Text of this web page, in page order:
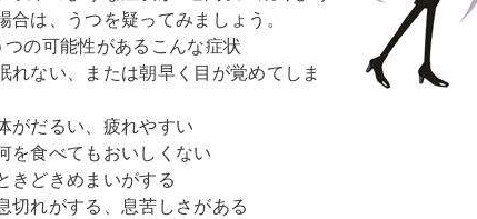
合は、うつを疑ってみましょう。
つの可能性があるこんな症状
れない、または朝早く目が覚めてしま
がだるい、疲れやすい
を食べてもおいしくない
きどきめまいがする
切れがする、息苦しさがある